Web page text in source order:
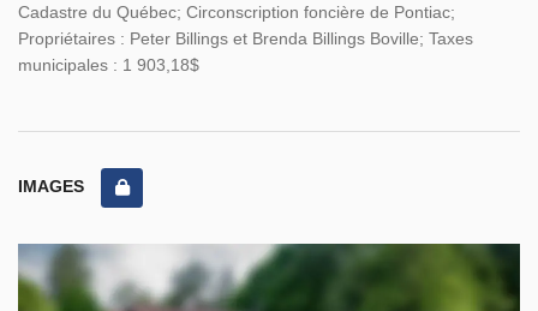
Cadastre du Québec; Circonscription foncière de Pontiac;
Propriétaires : Peter Billings et Brenda Billings Boville; Taxes
municipales : 1 903,18$
IMAGES